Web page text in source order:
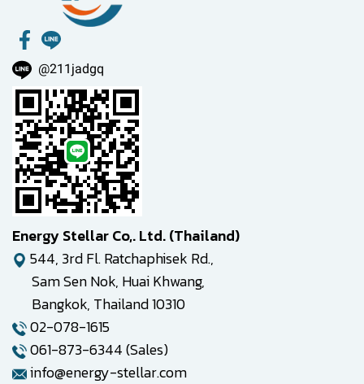
@211jadgq
Energy Stellar Co,. Ltd. (Thailand)
544, 3rd Fl. Ratchaphisek Rd.,
Sam Sen Nok, Huai Khwang,
Bangkok, Thailand 10310
02-078-1615
061-873-6344 (Sales)
info@energy-stellar.com